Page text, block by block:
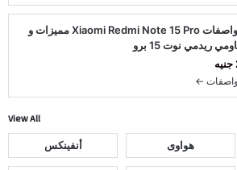
سعر و مواصفات Xiaomi Redmi Note 15 Pro مميزات و
ريدمي نوت 15 برو
←
View All
هواوى أنفينكس